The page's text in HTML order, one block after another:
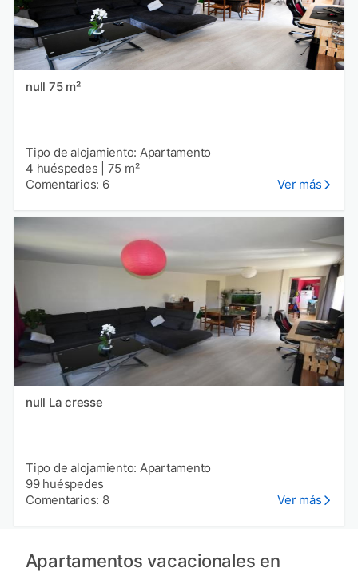
null 75 m²
Tipo de alojamiento: Apartamento
4 huéspedes
75 m²
Comentarios: 6
Ver más
null La cresse
Tipo de alojamiento: Apartamento
99 huéspedes
Comentarios: 8
Ver más
Apartamentos vacacionales en